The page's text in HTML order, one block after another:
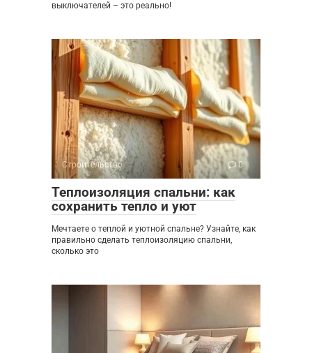
выключателей – это реально!
Строительство 0
Теплоизоляция спальни: как
сохранить тепло и уют
Мечтаете о теплой и уютной спальне? Узнайте, как
правильно сделать теплоизоляцию спальни,
сколько это